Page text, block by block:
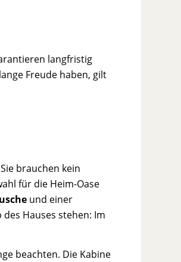
langfristig
Freude haben, gilt
brauchen kein
für die Heim-Oase
und einer
Hauses stehen: Im
beachten. Die Kabine